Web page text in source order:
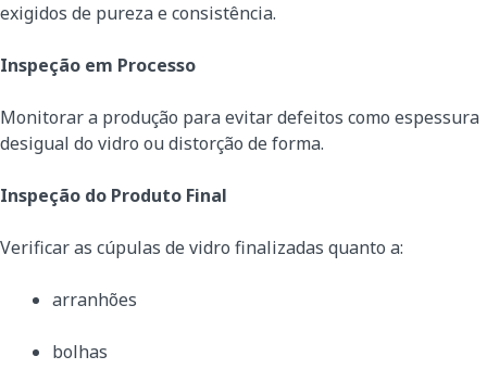
exigidos de pureza e consistência.
Inspeção em Processo
Monitorar a produção para evitar defeitos como espessura
desigual do vidro ou distorção de forma.
Inspeção do Produto Final
Verificar as cúpulas de vidro finalizadas quanto a:
arranhões
bolhas